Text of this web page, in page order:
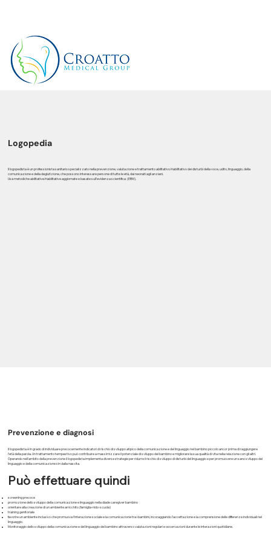
Logopedia
Il logopedista è un professionista sanitario specializzato nella prevenzione, valutazione e trattamento abilitativo/riabilitativo dei disturbi della voce, udito, linguaggio, della
comunicazione e della deglutizione, che possono interessare persone di tutte le età, dai neonati agli anziani.
Usa metodiche abilitative/riabilitative aggiornate e basate sull’evidenza scientifica (EBM).
Prevenzione e diagnosi
Il logopedista è in grado di individuare precocemente indicatori di rischio di sviluppo atipico della comunicazione e del linguaggio nel bambino piccolo ancor prima di raggiungere
l’età della parola. Un trattamento tempestivo può contribuire a massimizzare il potenziale di sviluppo del bambino e migliorare la sua qualità di vita nella relazione con gli altri.
Operando nell’ambito della prevenzione il logopedista implementa diverse strategie per ridurre il rischio di sviluppo di disturbi del linguaggio e per promuovere un sano sviluppo del
linguaggio e della comunicazione sin dalla nascita.
Può effettuare quindi
screening precoce
promozione dello sviluppo della comunicazione e linguaggio nella diade caregiver bambino
orientare alla creazione di un ambiente arricchito (famiglia-nido-scuola)
training genitoriale
favorire un ambiente inclusivo che promuova l'interazione sociale e la comunicazione tra i bambini, incoraggiando l'accettazione e la comprensione delle differenze individuali nel
linguaggio.
Monitoraggio dello sviluppo della comunicazione e del linguaggio del bambino attraverso valutazioni regolari e osservazioni durante le interazioni quotidiane.